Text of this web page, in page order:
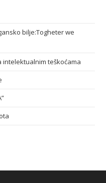
bilje:Togheter we
intelektualnim teškoćama